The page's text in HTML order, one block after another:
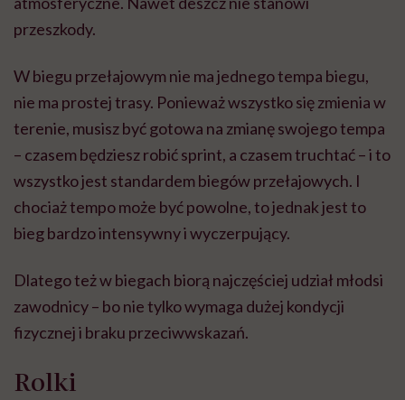
przeszkody.
W biegu przełajowym nie ma jednego tempa biegu,
nie ma prostej trasy. Ponieważ wszystko się zmienia w
terenie, musisz być gotowa na zmianę swojego tempa
– czasem będziesz robić sprint, a czasem truchtać – i to
wszystko jest standardem biegów przełajowych. I
chociaż tempo może być powolne, to jednak jest to
bieg bardzo intensywny i wyczerpujący.
Dlatego też w biegach biorą najczęściej udział młodsi
zawodnicy – bo nie tylko wymaga dużej kondycji
fizycznej i braku przeciwwskazań.
Rolki